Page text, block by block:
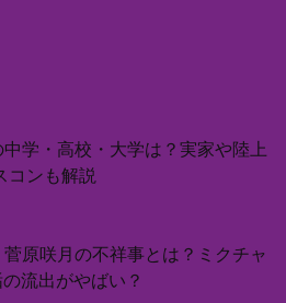
学・高校・大学は？実家や陸上
コンも解説
菅原咲月の不祥事とは？ミクチャ
流出がやばい？